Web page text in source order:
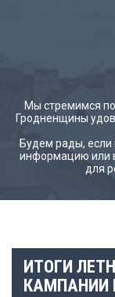
Мы стремимся
Гродненщины
Будем рады,
информацию или
для
ИТОГИ
КАМПАНИИ